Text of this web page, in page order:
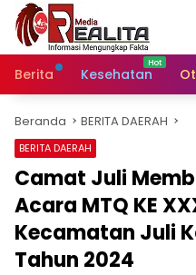
Langsung
konten
Berita
Kesehatan
Beranda BERITA DAERAH
BERITA DAERAH
Camat Juli
Acara MTQ KE
Kecamatan Juli
Tahun 2024